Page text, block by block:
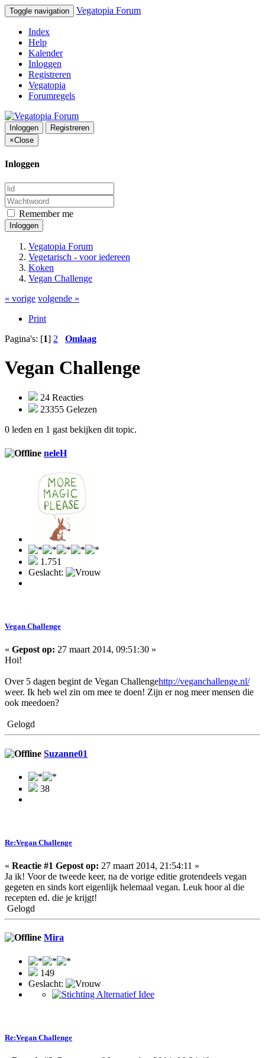
Toggle navigation Vegatopia Forum
Index
Help
Kalender
Inloggen
Registreren
Vegatopia
Forumregels
Inloggen
Registreren
×Close
Inloggen
Remember me
Inloggen
Vegatopia Forum
Vegetarisch - voor iedereen
Koken
Vegan Challenge
« vorige volgende »
Print
Pagina's: [1] 2 Omlaag
Vegan Challenge
24 Reacties
23355 Gelezen
0 leden en 1 gast bekijken dit topic.
neleH
1.751
Geslacht:
Vegan Challenge
« Gepost op: 27 maart 2014, 09:51:30 »
Hoi!
Over 5 dagen begint de Vegan Challengehttp://veganchallenge.nl/
weer. Ik heb wel zin om mee te doen! Zijn er nog meer mensen die
ook meedoen?
Gelogd
Suzanne01
38
Re:Vegan Challenge
« Reactie #1 Gepost op: 27 maart 2014, 21:54:11 »
Ja ik! Voor de tweede keer, na de vorige editie grotendeels vegan
gegeten en sinds kort eigenlijk helemaal vegan. Leuk hoor al die
recepten ed. die je krijgt!
Gelogd
Mira
149
Geslacht:
Re:Vegan Challenge